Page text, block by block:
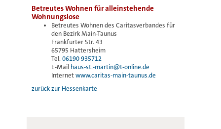
Betreutes Wohnen für alleinstehende
Wohnungslose
Betreutes Wohnen des Caritasverbandes für
den Bezirk Main-Taunus
Frankfurter Str. 43
65795 Hattersheim
Tel.06190 935712
E-Mail haus-st.-martin@t-online.de
Internetwww.caritas-main-taunus.de
zurück zur Hessenkarte